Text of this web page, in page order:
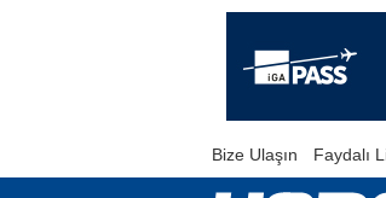
Bize Ulaşın Faydalı